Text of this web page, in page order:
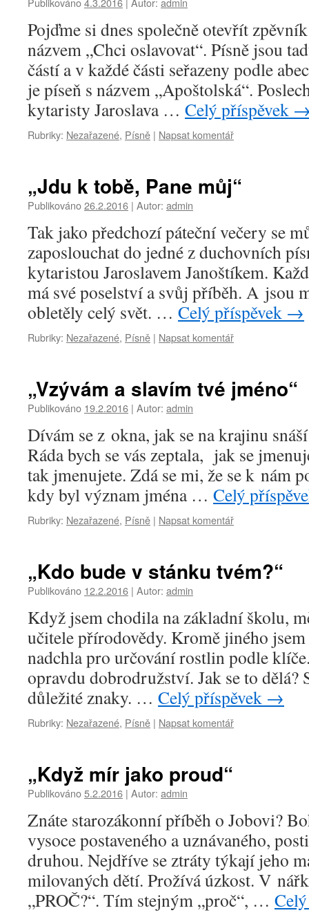
Pojďme si dnes společně otevřít
názvem „Chci oslavovat“. Písně jsou
částí a v každé části seřazeny podle
je píseň s názvem „Apoštolská“.
kytaristy Jaroslava … Celý příspěvek
Rubriky: Nezařazené, Písně | Napsat komentář
„Jdu k tobě, Pane můj“
Publikováno26.2.2016 | Autor: admin
Tak jako předchozí páteční večery se
zaposlouchat do jedné z duchovních
kytaristou Jaroslavem Janoštíkem.
má své poselství a svůj příběh. A jsou
obletěly celý svět. … Celý příspěvek →
Rubriky: Nezařazené, Písně | Napsat komentář
„Vzývám a slavím tvé jméno“
Publikováno 19.2.2016 | Autor: admin
Dívám se z okna, jak se na krajinu
Ráda bych se vás zeptala, jak se
tak jmenujete. Zdá se mi, že se k nám
kdy byl význam jména … Celý
Rubriky: Nezařazené, Písně | Napsat komentář
„Kdo bude v stánku tvém?“
Publikováno 12.2.2016 | Autor: admin
Když jsem chodila na základní školu,
učitele přírodovědy. Kromě jiného
nadchla pro určování rostlin podle
opravdu dobrodružství. Jak se to dělá?
důležité znaky. … Celý příspěvek →
Rubriky: Nezařazené, Písně | Napsat komentář
„Když mír jako proud“
Publikováno5.2.2016 | Autor: admin
Znáte starozákonní příběh o Jobovi?
vysoce postaveného a uznávaného,
druhou. Nejdříve se ztráty týkají jeho
milovaných dětí. Prožívá úzkost. V
„PROČ?“. Tím stejným „proč“, …